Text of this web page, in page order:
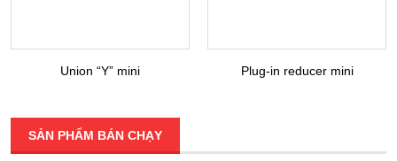
Union “Y” mini Plug-in reducer mini
SẢN PHẨM BÁN CHẠY